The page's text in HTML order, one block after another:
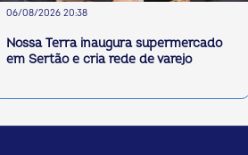
06/08/2026 20:38
Nossa Terra inaugura supermercado
em Sertão e cria rede de varejo